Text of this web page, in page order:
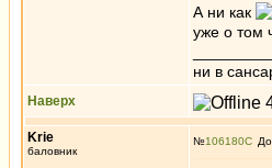
А ни как
уже о том
ни в
Наверх
Krie
баловник
№106180